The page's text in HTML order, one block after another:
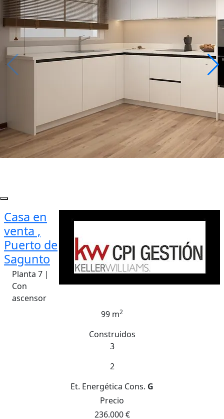
Casa en
venta ,
Puerto de
Sagunto
Planta 7 |
Con
ascensor
99 m2
Construidos
3
2
Et. Energética Cons. G
Precio
236.000 €